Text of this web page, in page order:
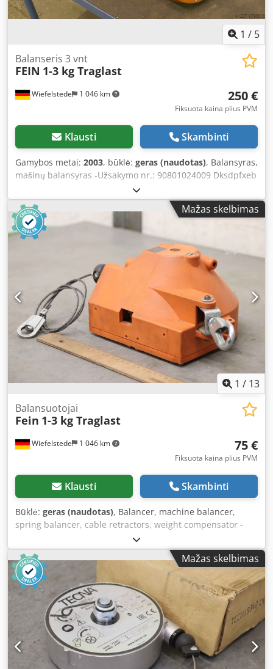
1 / 5
Wiefelstede 1 046 km
Balanseris 3 vnt
FEIN 1-3 kg Traglast
250 €
Fiksuota kaina plius PVM
Klausti Skambinti
Gamybos metai: 2003, būklė: geras (naudotas), Balansyras,
mašinų balansyras -Užsakymo nr.: 90801024009 Dksdpfxeb
A Rzce Akzer -3 vnt.: su kreipiančiaisiais bėgeliais ir
prijungimo kabeliu -Nosiamoji galia (vnt.): 1-3 kg -Virvės
ilgis: 2 m -Kaina/pardavimas: pilnai -Svoris: 12 kgMažas skelbimas
1 / 13
Wiefelstede 1 046 km
Balansuotojai
Fein 1-3 kg Traglast
75 €
Fiksuota kaina plius PVM
Klausti Skambinti
Būklė: geras (naudotas), Balancer, machine balancer,
spring balancer, cable retractors, weight compensator -
Manufacturer: Fein, spring balancer -Capacity: 1-3 kg -
Quantity: 2x spring balancers available -Price: per unit
Dkedpfjinwumjx Akzer -Dimensions: 260/200/135 mm -Own
weight: 3 kg/unit
Mažas skelbimas